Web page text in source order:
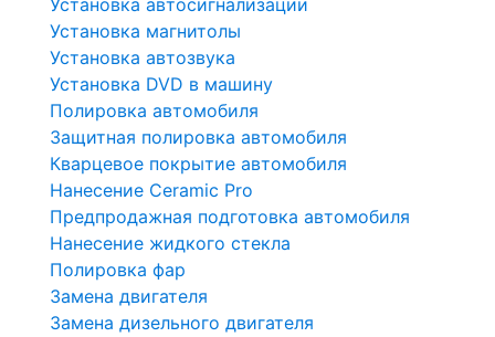
Установка автосигнализации
Установка магнитолы
Установка автозвука
Установка DVD в машину
Полировка автомобиля
Защитная полировка автомобиля
Кварцевое покрытие автомобиля
Нанесение Ceramic Pro
Предпродажная подготовка автомобиля
Нанесение жидкого стекла
Полировка фар
Замена двигателя
Замена дизельного двигателя